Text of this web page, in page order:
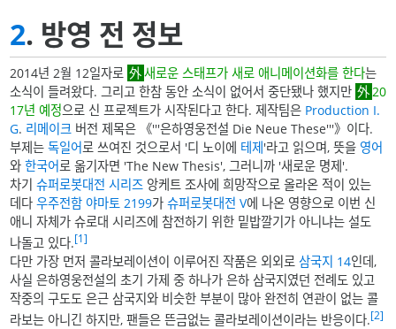
2. 방영 전 정보
2014년 2월 12일자로 새로운 스태프가 새로 애니메이션화를 한다는
소식이 들려왔다. 그리고 한참 동안 소식이 없어서 중단됐나 했지만
20
17년 예정으로 신 프로젝트가 시작된다고 한다. 제작팀은 Production I.
G. 리메이크 버전 제목은 《'''은하영웅전설 Die Neue These'''》이다.
부제는독일어로 쓰여진 것으로서 '디 노이에 테제'라고 읽으며, 뜻을 영어
와한국어로 옮기자면 'The New Thesis', 그러니까 '새로운 명제'.
차기슈퍼로봇대전 시리즈 앙케트 조사에 희망작으로 올라온 적이 있는
데다우주전함 야마토 2199가슈퍼로봇대전 V에 나온 영향으로 이번 신
애니 자체가 슈로대 시리즈에 참전하기 위한 밑밥깔기가 아니냐는 설도
나돌고 있다.[1]
다만 가장 먼저 콜라보레이션이 이루어진 작품은 외외로삼국지 14인데,
사실 은하영웅전설의 초기 가제 중 하나가 은하 삼국지였던 전례도 있고
작중의 구도도 은근 삼국지와 비슷한 부분이 많아 완전히 연관이 없는 콜
라보는 아니긴 하지만, 팬들은 뜬금없는 콜라보레이션이라는 반응이다.[2]